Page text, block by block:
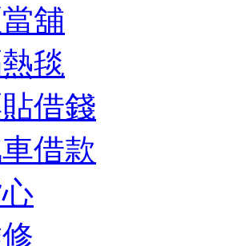
舖
毯
借錢
借款